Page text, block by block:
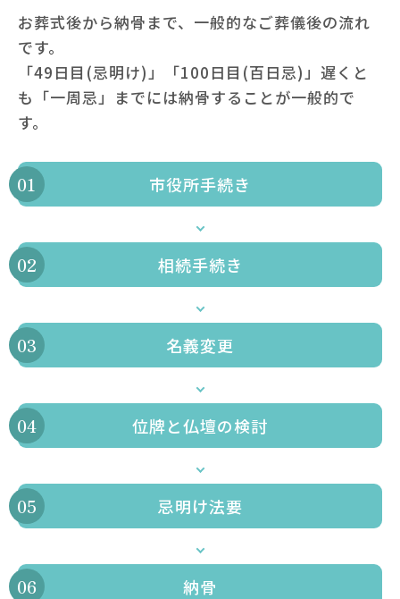
お葬式後から納骨まで、一般的なご葬儀後の流れ
です。
「49日目(忌明け)」「100日目(百日忌)」遅くと
も「一周忌」までには納骨することが一般的で
す。
市役所手続き
相続手続き
名義変更
位牌と仏壇の検討
忌明け法要
納骨